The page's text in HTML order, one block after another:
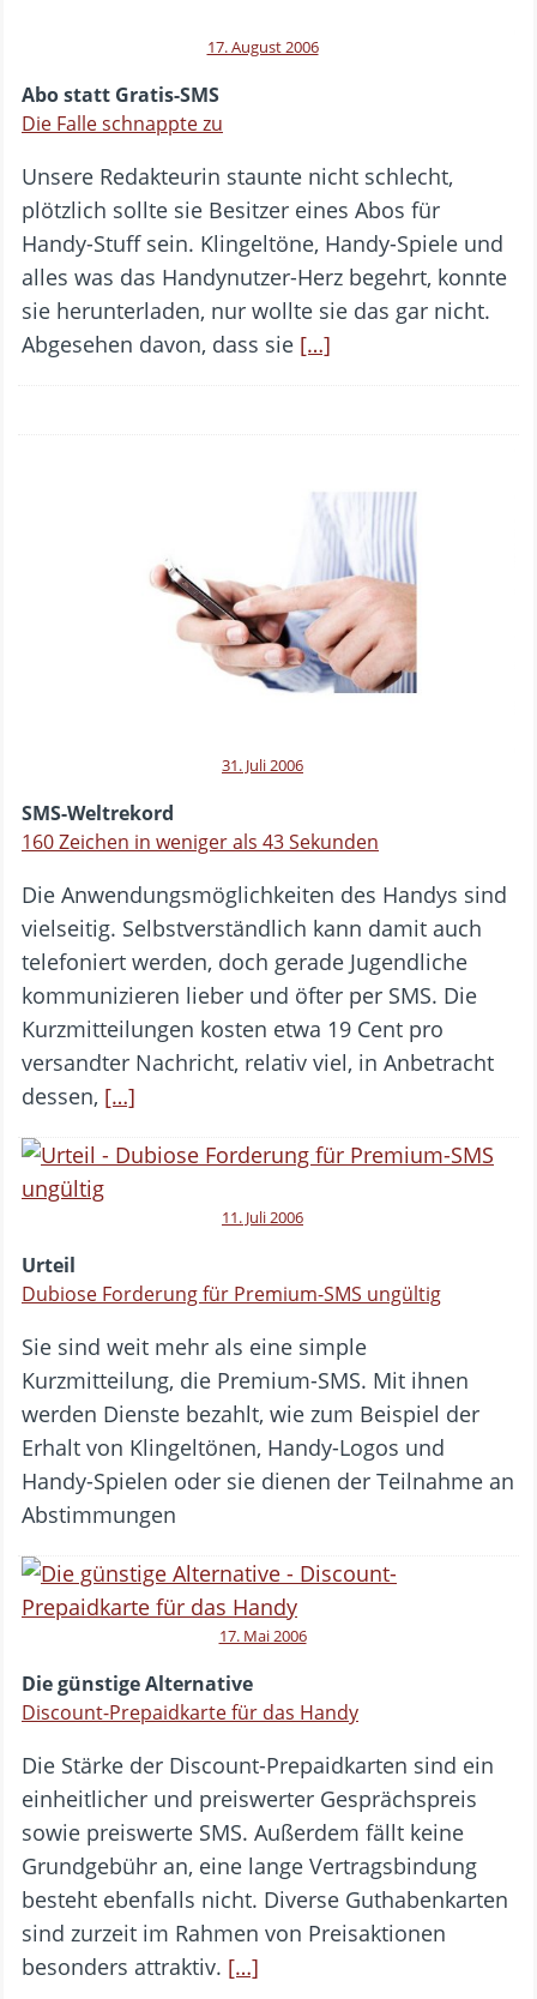
17. August 2006
Abo statt Gratis-SMS
Die Falle schnappte zu
Unsere Redakteurin staunte nicht schlecht,
plötzlich sollte sie Besitzer eines Abos für
Handy-Stuff sein. Klingeltöne, Handy-Spiele und
alles was das Handynutzer-Herz begehrt, konnte
sie herunterladen, nur wollte sie das gar nicht.
Abgesehen davon, dass sie […]
31. Juli 2006
SMS-Weltrekord
160 Zeichen in weniger als 43 Sekunden
Die Anwendungsmöglichkeiten des Handys sind
vielseitig. Selbstverständlich kann damit auch
telefoniert werden, doch gerade Jugendliche
kommunizieren lieber und öfter per SMS. Die
Kurzmitteilungen kosten etwa 19 Cent pro
versandter Nachricht, relativ viel, in Anbetracht
dessen, […]
11. Juli 2006
Urteil
Dubiose Forderung für Premium-SMS ungültig
Sie sind weit mehr als eine simple
Kurzmitteilung, die Premium-SMS. Mit ihnen
werden Dienste bezahlt, wie zum Beispiel der
Erhalt von Klingeltönen, Handy-Logos und
Handy-Spielen oder sie dienen der Teilnahme an
Abstimmungen
17. Mai 2006
Die günstige Alternative
Discount-Prepaidkarte für das Handy
Die Stärke der Discount-Prepaidkarten sind ein
einheitlicher und preiswerter Gesprächspreis
sowie preiswerte SMS. Außerdem fällt keine
Grundgebühr an, eine lange Vertragsbindung
besteht ebenfalls nicht. Diverse Guthabenkarten
sind zurzeit im Rahmen von Preisaktionen
besonders attraktiv. […]